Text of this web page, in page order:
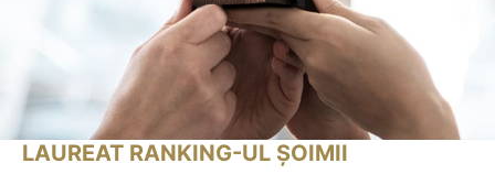
LAUREAT RANKING-UL ȘOIMII